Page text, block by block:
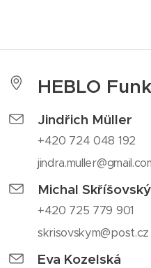
HEBLO
Jindřich Müller
+420 724 048 192
Michal Skříšovský
+420 725 779 901
skrisovskym@post.cz
Eva Kozelská